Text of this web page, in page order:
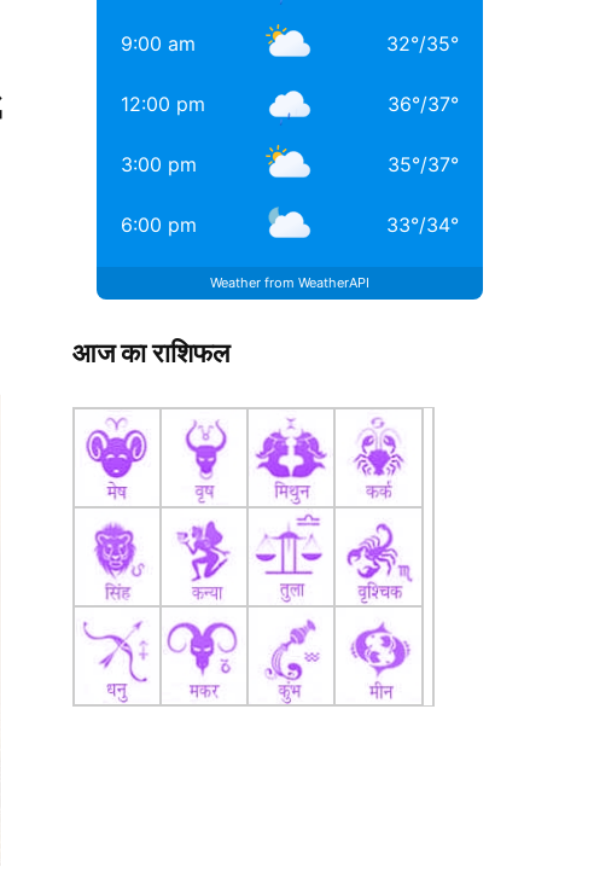
9:00 am 32°/35°
12:00 pm 36°/37°
3:00 pm 35°/37°
6:00 pm 33°/34°
Weather from WeatherAPI
आज का राशिफल